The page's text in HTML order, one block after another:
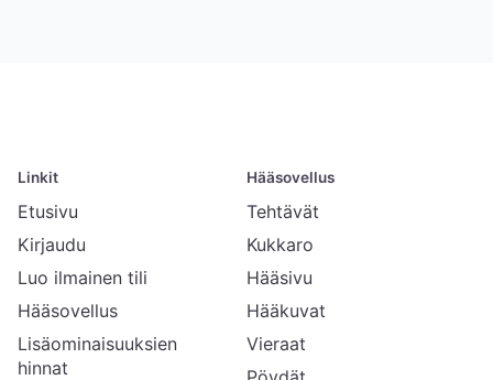
Linkit
Etusivu
Kirjaudu
Luo ilmainen tili
Hääsovellus
Lisäominaisuuksien
hinnat
Hääsovellus
Tehtävät
Kukkaro
Hääsivu
Hääkuvat
Vieraat